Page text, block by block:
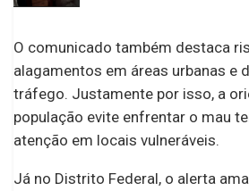
O comunicado também destaca
alagamentos em áreas urbanas e
tráfego. Justamente por isso, a
população evite enfrentar o mau
atenção em locais vulneráveis.
Já no Distrito Federal, o alerta